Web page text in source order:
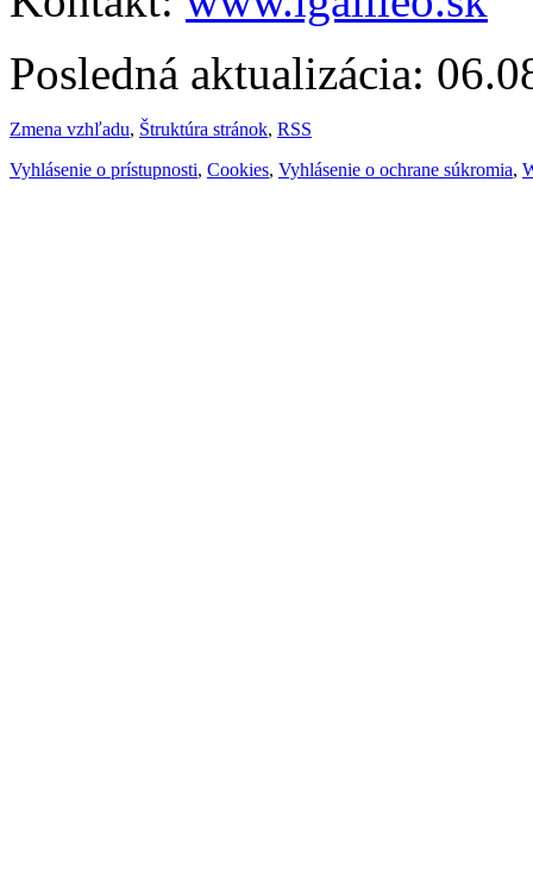
Posledná aktualizácia:
Zmena vzhľadu, Štruktúra stránok, RSS
Vyhlásenie o prístupnosti, Cookies, Vyhlásenie o ochrane súkromia,